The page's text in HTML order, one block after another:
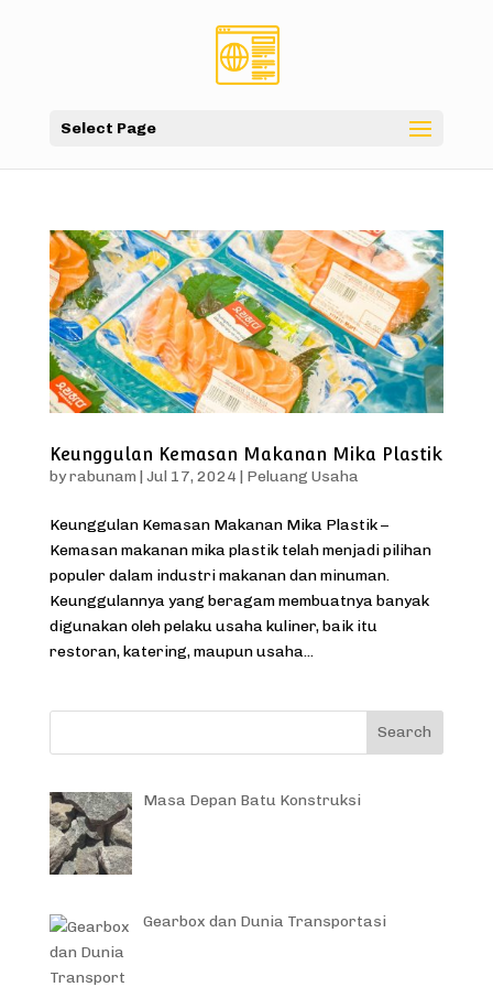
Select Page
Keunggulan Kemasan Makanan Mika Plastik
byrabunam | Jul 17, 2024 | Peluang Usaha
Keunggulan Kemasan Makanan Mika Plastik –
Kemasan makanan mika plastik telah menjadi pilihan
populer dalam industri makanan dan minuman.
Keunggulannya yang beragam membuatnya banyak
digunakan oleh pelaku usaha kuliner, baik itu
restoran, katering, maupun usaha...
Masa Depan Batu Konstruksi
Gearbox dan Dunia Transportasi